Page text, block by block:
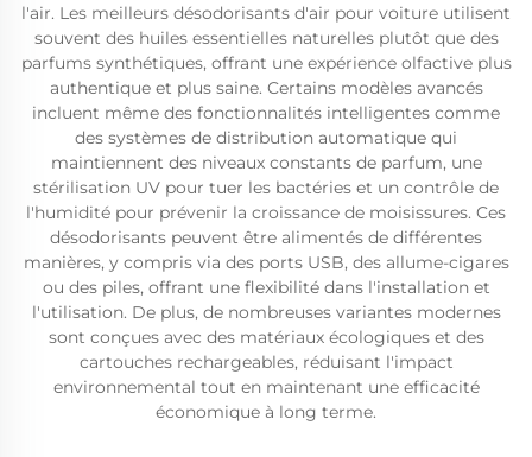
l'air. Les meilleurs désodorisants d'air pour voiture utilisent
souvent des huiles essentielles naturelles plutôt que des
parfums synthétiques, offrant une expérience olfactive plus
authentique et plus saine. Certains modèles avancés
incluent même des fonctionnalités intelligentes comme
des systèmes de distribution automatique qui
maintiennent des niveaux constants de parfum, une
stérilisation UV pour tuer les bactéries et un contrôle de
l'humidité pour prévenir la croissance de moisissures. Ces
désodorisants peuvent être alimentés de différentes
manières, y compris via des ports USB, des allume-cigares
ou des piles, offrant une flexibilité dans l'installation et
l'utilisation. De plus, de nombreuses variantes modernes
sont conçues avec des matériaux écologiques et des
cartouches rechargeables, réduisant l'impact
environnemental tout en maintenant une efficacité
économique à long terme.